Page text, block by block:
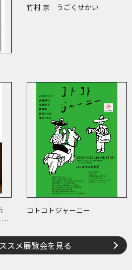
竹村 京 うごくせかい
コトコトジャーニー
スメ展覧会を見る